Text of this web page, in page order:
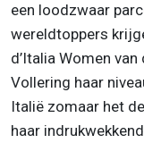
een loodzwaar
wereldtoppers
d’Italia Women
Vollering haar
Italië zomaar het
haar